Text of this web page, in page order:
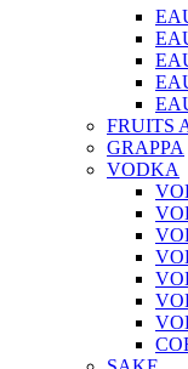
FRUITS
GRAPPA
VODKA